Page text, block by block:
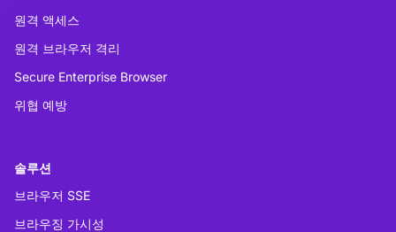
원격 액세스
원격 브라우저 격리
Secure Enterprise Browser
위협 예방
솔루션
브라우저 SSE
브라우징 가시성